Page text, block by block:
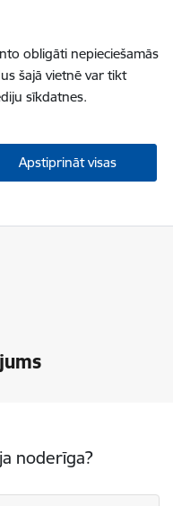
obligāti nepieciešamās
šajā vietnē var tikt
sīkdatnes.
Apstiprināt visas
noderīga?